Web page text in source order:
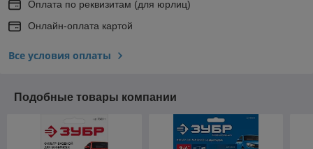
Оплата по реквизитам (для юрлиц)
Онлайн-оплата картой
Все условия оплаты
Подобные товары компании